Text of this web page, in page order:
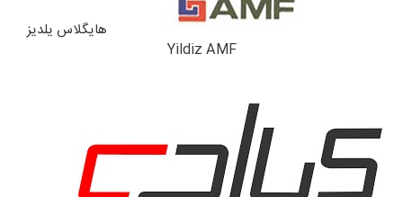
هایگلاس یلدیز
Yildiz AMF